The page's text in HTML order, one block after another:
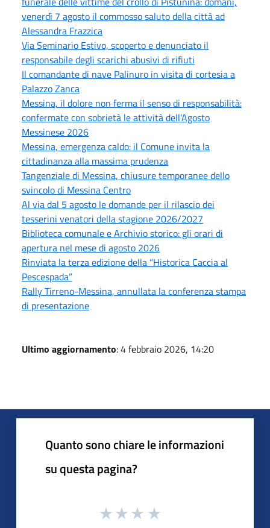
venerdì 7 agosto il commosso saluto della città ad
Alessandra Frazzica
Via Seminario Estivo, scoperto e denunciato il
responsabile degli scarichi abusivi di rifiuti
Il comandante di nave Palinuro in visita di cortesia a
Palazzo Zanca
Messina, il dolore non ferma il senso di responsabilità:
confermate con sobrietà le attività dell’Agosto
Messinese 2026
Messina, emergenza caldo: il Comune invita la
cittadinanza alla massima prudenza
Tangenziale di Messina, chiusure temporanee dello
svincolo di Messina Centro
Al via dal 5 agosto le domande per il rilascio dei
tesserini venatori della stagione 2026/2027
Biblioteca comunale e Archivio storico: gli orari di
apertura nel mese di agosto 2026
Rinviata la terza edizione della “Historica Caccia al
Pescespada”
Rally Tirreno-Messina, annullata la conferenza stampa
di presentazione
Ultimo aggiornamento: 4 febbraio 2026, 14:20
Quanto sono chiare le informazioni
su questa pagina?